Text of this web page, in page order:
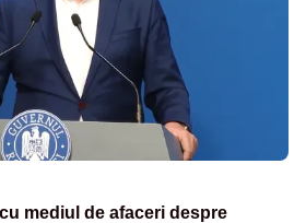
mediul de afaceri despre